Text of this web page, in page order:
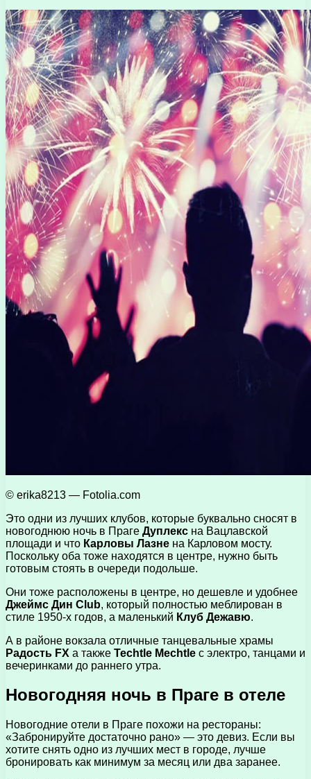
© erika8213 — Fotolia.com
Это одни из лучших клубов, которые буквально сносят в
новогоднюю ночь в Праге Дуплекс на Вацлавской
площади и что Карловы Лазне на Карловом мосту.
Поскольку оба тоже находятся в центре, нужно быть
готовым стоять в очереди подольше.
Они тоже расположены в центре, но дешевле и удобнее
Джеймс Дин Club, который полностью меблирован в
стиле 1950-х годов, а маленький Клуб Дежавю.
А в районе вокзала отличные танцевальные храмы
Радость FX а также Techtle Mechtle с электро, танцами и
вечеринками до раннего утра.
Новогодняя ночь в Праге в отеле
Новогодние отели в Праге похожи на рестораны:
«Забронируйте достаточно рано» — это девиз. Если вы
хотите снять одно из лучших мест в городе, лучше
бронировать как минимум за месяц или два заранее.